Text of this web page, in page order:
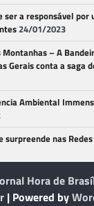
ser a responsável por
24/01/2023
Montanhas – A
Gerais conta a saga
Ambiental
surpreende nas
Hora de
| Powered by